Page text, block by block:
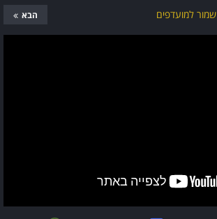
שמור למועדפים הבא